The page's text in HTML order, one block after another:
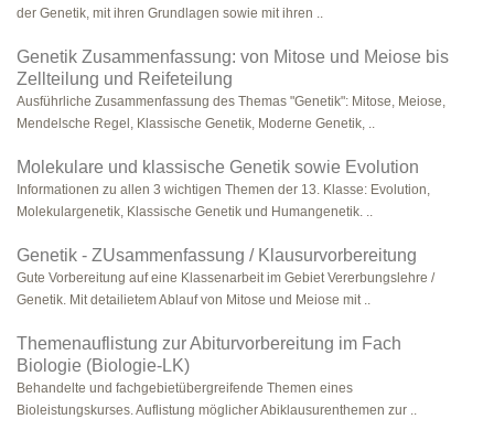
der Genetik, mit ihren Grundlagen sowie mit ihren ..
Genetik Zusammenfassung: von Mitose und Meiose bis
Zellteilung und Reifeteilung
Ausführliche Zusammenfassung des Themas "Genetik": Mitose, Meiose,
Mendelsche Regel, Klassische Genetik, Moderne Genetik, ..
Molekulare und klassische Genetik sowie Evolution
Informationen zu allen 3 wichtigen Themen der 13. Klasse: Evolution,
Molekulargenetik, Klassische Genetik und Humangenetik. ..
Genetik - ZUsammenfassung / Klausurvorbereitung
Gute Vorbereitung auf eine Klassenarbeit im Gebiet Vererbungslehre /
Genetik. Mit detailietem Ablauf von Mitose und Meiose mit ..
Themenauflistung zur Abiturvorbereitung im Fach
Biologie (Biologie-LK)
Behandelte und fachgebietübergreifende Themen eines
Bioleistungskurses. Auflistung möglicher Abiklausurenthemen zur ..